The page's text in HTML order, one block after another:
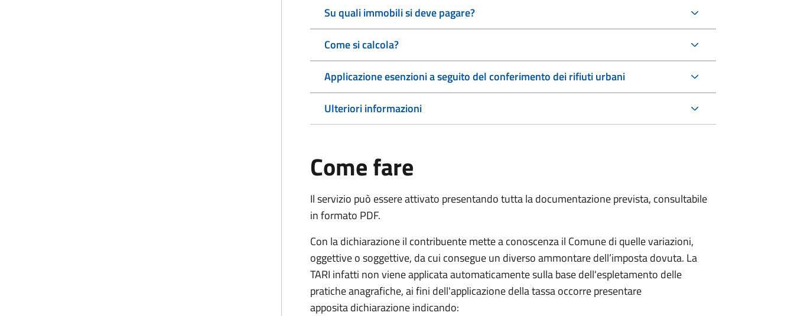
Su quali immobili si deve pagare?
Come si calcola?
Applicazione esenzioni a seguito del conferimento dei rifiuti urbani
Ulteriori informazioni
Come fare
Il servizio può essere attivato presentando tutta la documentazione prevista, consultabile
in formato PDF.
Con la dichiarazione il contribuente mette a conoscenza il Comune di quelle variazioni,
oggettive o soggettive, da cui consegue un diverso ammontare dell’imposta dovuta. La
TARI infatti non viene applicata automaticamente sulla base dell'espletamento delle
pratiche anagrafiche, ai fini dell'applicazione della tassa occorre presentare
apposita dichiarazione indicando: